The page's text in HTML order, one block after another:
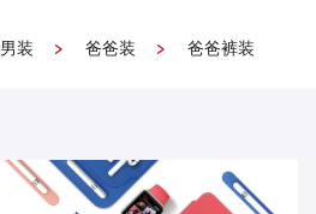
男装 爸爸装 爸爸裤装